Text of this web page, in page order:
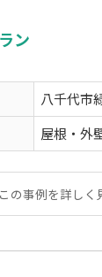
ン
八千代市
屋根・外
この事例を詳しく